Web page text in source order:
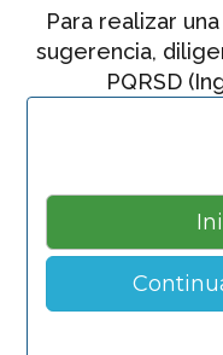
Para realizar
sugerencia,
PQRSD